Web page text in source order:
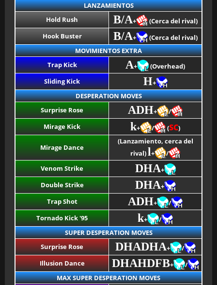
LANZAMIENTOS
Hold Rush
B/A+
(Cerca del rival)
Hook Buster
B/A+
(Cerca del rival)
MOVIMIENTOS EXTRA
Trap Kick
A+
(Overhead)
Sliding Kick
H+
DESPERATION MOVES
Surprise Rose
ADH+
/
Mirage Kick
k+ / (SC)
Mirage Dance
(Lanzamiento, cerca del
rival)l+
/
Venom Strike
DHA+
Double Strike
DHA+
Trap Shot
ADH+
/
Tornado Kick '95
k+
/
SUPER DESPERATION MOVES
Surprise Rose
DHADHA+
/
Illusion Dance
DHAHDFB+
/
MAX SUPER DESPERATION MOVES